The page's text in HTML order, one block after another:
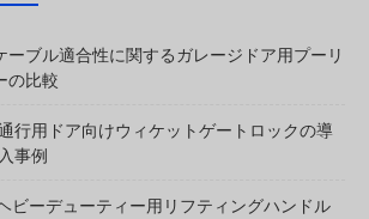
ーブル適合性に関するガレージドア用プーリ
の比較
行用ドア向けウィケットゲートロックの導
入事例
ビーデューティー用リフティングハンドル